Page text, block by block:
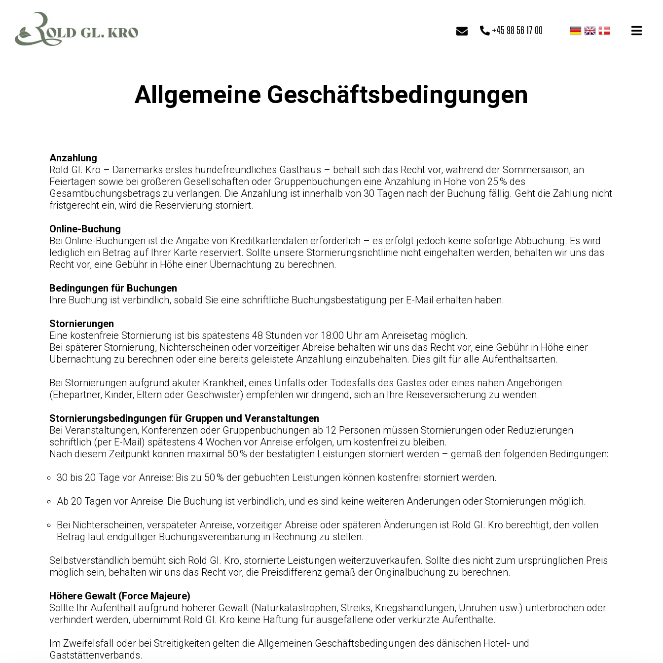
+45 98 56 17 00
Allgemeine Geschäftsbedingungen
Anzahlung
Rold Gl. Kro – Dänemarks erstes hundefreundliches Gasthaus – behält sich das Recht vor, während der Sommersaison, an
Feiertagen sowie bei größeren Gesellschaften oder Gruppenbuchungen eine Anzahlung in Höhe von 25 % des
Gesamtbuchungsbetrags zu verlangen. Die Anzahlung ist innerhalb von 30 Tagen nach der Buchung fällig. Geht die Zahlung nicht
fristgerecht ein, wird die Reservierung storniert.
Online-Buchung
Bei Online-Buchungen ist die Angabe von Kreditkartendaten erforderlich – es erfolgt jedoch keine sofortige Abbuchung. Es wird
lediglich ein Betrag auf Ihrer Karte reserviert. Sollte unsere Stornierungsrichtlinie nicht eingehalten werden, behalten wir uns das
Recht vor, eine Gebühr in Höhe einer Übernachtung zu berechnen.
Bedingungen für Buchungen
Ihre Buchung ist verbindlich, sobald Sie eine schriftliche Buchungsbestätigung per E-Mail erhalten haben.
Stornierungen
Eine kostenfreie Stornierung ist bis spätestens 48 Stunden vor 18:00 Uhr am Anreisetag möglich.
Bei späterer Stornierung, Nichterscheinen oder vorzeitiger Abreise behalten wir uns das Recht vor, eine Gebühr in Höhe einer
Übernachtung zu berechnen oder eine bereits geleistete Anzahlung einzubehalten. Dies gilt für alle Aufenthaltsarten.
Bei Stornierungen aufgrund akuter Krankheit, eines Unfalls oder Todesfalls des Gastes oder eines nahen Angehörigen
(Ehepartner, Kinder, Eltern oder Geschwister) empfehlen wir dringend, sich an Ihre Reiseversicherung zu wenden.
Stornierungsbedingungen für Gruppen und Veranstaltungen
Bei Veranstaltungen, Konferenzen oder Gruppenbuchungen ab 12 Personen müssen Stornierungen oder Reduzierungen
schriftlich (per E-Mail) spätestens 4 Wochen vor Anreise erfolgen, um kostenfrei zu bleiben.
Nach diesem Zeitpunkt können maximal 50 % der bestätigten Leistungen storniert werden – gemäß den folgenden Bedingungen:
30 bis 20 Tage vor Anreise: Bis zu 50 % der gebuchten Leistungen können kostenfrei storniert werden.
Ab 20 Tagen vor Anreise: Die Buchung ist verbindlich, und es sind keine weiteren Änderungen oder Stornierungen möglich.
Bei Nichterscheinen, verspäteter Anreise, vorzeitiger Abreise oder späteren Änderungen ist Rold Gl. Kro berechtigt, den vollen
Betrag laut endgültiger Buchungsvereinbarung in Rechnung zu stellen.
Selbstverständlich bemüht sich Rold Gl. Kro, stornierte Leistungen weiterzuverkaufen. Sollte dies nicht zum ursprünglichen Preis
möglich sein, behalten wir uns das Recht vor, die Preisdifferenz gemäß der Originalbuchung zu berechnen.
Höhere Gewalt (Force Majeure)
Sollte Ihr Aufenthalt aufgrund höherer Gewalt (Naturkatastrophen, Streiks, Kriegshandlungen, Unruhen usw.) unterbrochen oder
verhindert werden, übernimmt Rold Gl. Kro keine Haftung für ausgefallene oder verkürzte Aufenthalte.
Im Zweifelsfall oder bei Streitigkeiten gelten die Allgemeinen Geschäftsbedingungen des dänischen Hotel- und
Gaststättenverbands.